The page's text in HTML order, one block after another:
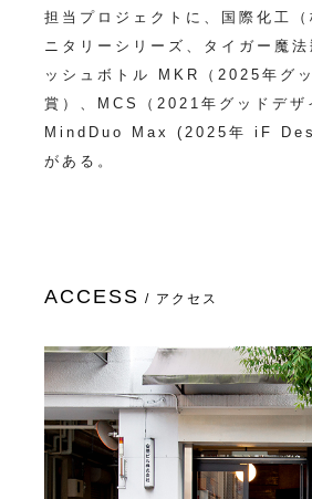
担当プロジェクトに、国際化工
ニタリーシリーズ、タイガー魔
ッシュボトル MKR（2025年グ
賞）、MCS（2021年グッドデザ
MindDuo Max (2025年 iF
がある。
ACCESS / アクセス